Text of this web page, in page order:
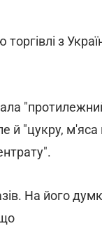
з
й "цукру, м'яса
На його